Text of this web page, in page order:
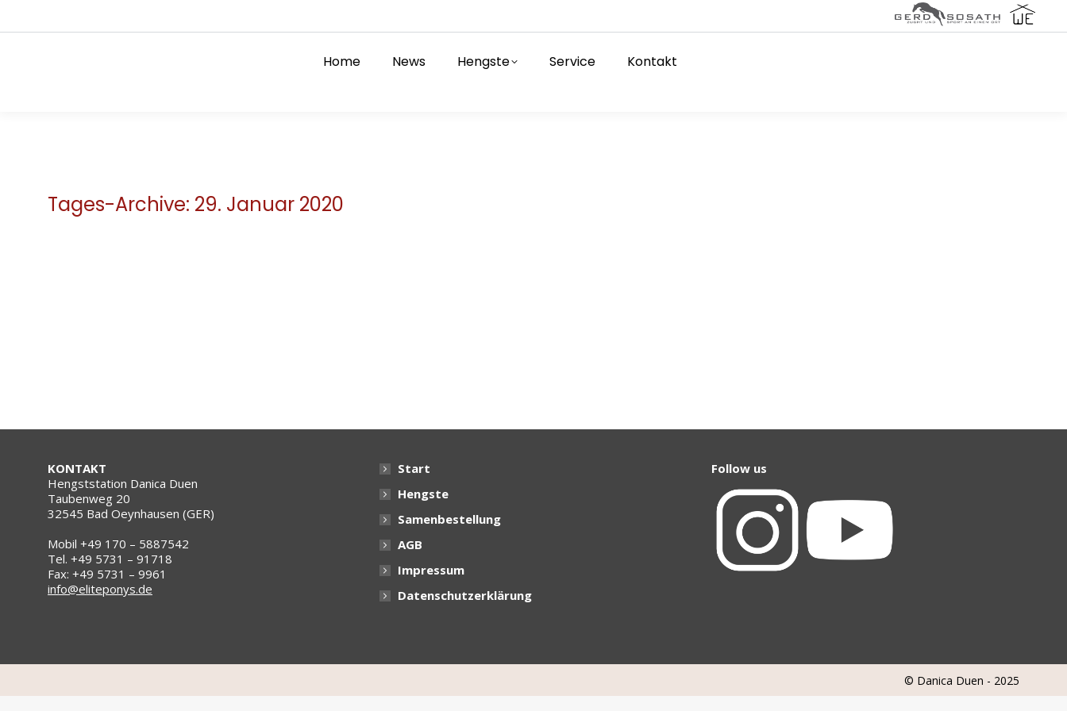
Home News Hengste Service Kontakt
Tages-Archive: 29. Januar 2020
KONTAKT
Hengststation Danica Duen
Taubenweg 20
32545 Bad Oeynhausen (GER)
Mobil +49 170 – 5887542
Tel. +49 5731 – 91718
Fax: +49 5731 – 9961
info@eliteponys.de
Start
Hengste
Samenbestellung
AGB
Impressum
Datenschutzerklärung
Follow us
© Danica Duen - 2025